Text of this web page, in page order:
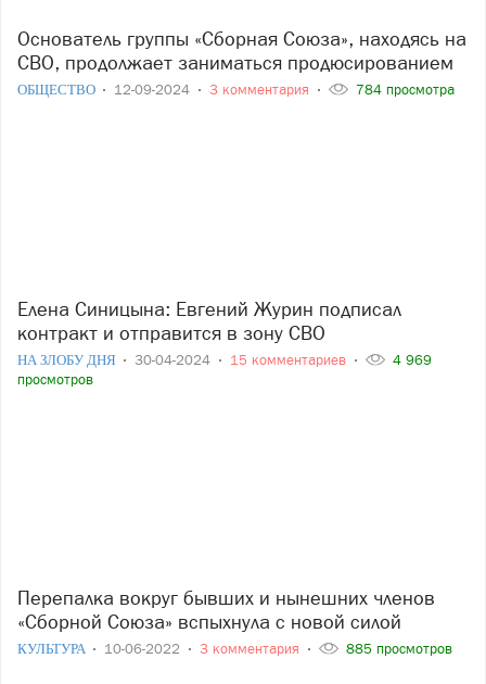
Основатель группы «Сборная Союза», находясь на
СВО, продолжает заниматься продюсированием
ОБЩЕСТВО 12-09-2024 3 комментария 784 просмотра
Елена Синицына: Евгений Журин подписал
контракт и отправится в зону СВО
НА ЗЛОБУ ДНЯ 30-04-2024 15 комментариев
4 969
просмотров
Перепалка вокруг бывших и нынешних членов
«Сборной Союза» вспыхнула с новой силой
КУЛЬТУРА 10-06-2022 3 комментария 885 просмотров